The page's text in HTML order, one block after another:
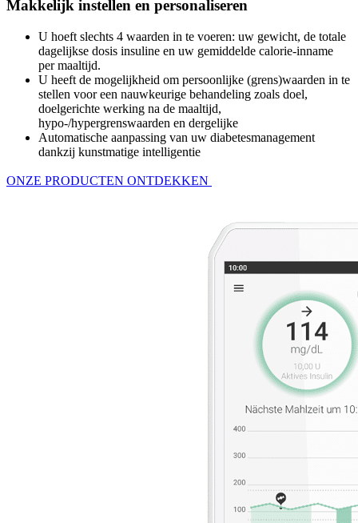
Makkelijk instellen en personaliseren
U hoeft slechts 4 waarden in te voeren: uw gewicht, de totale
dagelijkse dosis insuline en uw gemiddelde calorie-inname
per maaltijd.
U heeft de mogelijkheid om persoonlijke (grens)waarden in te
stellen voor een nauwkeurige behandeling zoals doel,
doelgerichte werking na de maaltijd,
hypo-/hypergrenswaarden en dergelijke
Automatische aanpassing van uw diabetesmanagement
dankzij kunstmatige intelligentie
ONZE PRODUCTEN ONTDEKKEN